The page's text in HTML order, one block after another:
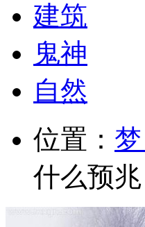
建筑
鬼神
自然
位置：
什么预兆